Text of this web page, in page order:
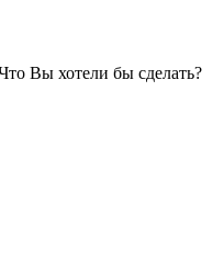
Вы хотели бы сделать?